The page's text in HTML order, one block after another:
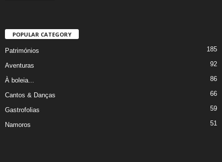
POPULAR CATEGORY
Patrimónios 185
Aventuras 92
À boleia... 86
Cantos & Danças 66
Gastrofolias 59
Namoros 51